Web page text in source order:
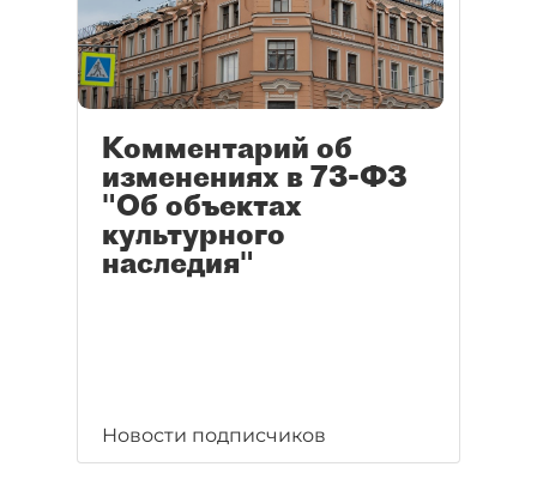
Комментарий об
изменениях в 73-ФЗ
"Об объектах
культурного
наследия"
Новости подписчиков